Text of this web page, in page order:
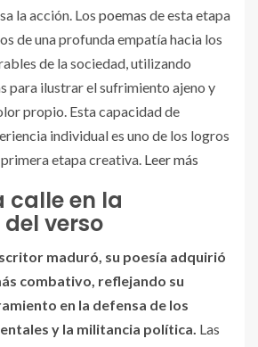
la acción. Los poemas de esta etapa
de una profunda empatía hacia los
de la sociedad, utilizando
para ilustrar el sufrimiento ajeno y
propio. Esta capacidad de
individual es uno de los logros
etapa creativa. Leer más
calle en la
verso
maduró, su poesía adquirió
combativo, reflejando su
en la defensa de los
y la militancia política. Las